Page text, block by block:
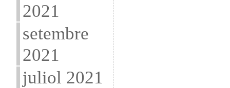
2021
setembre
2021
juliol 2021